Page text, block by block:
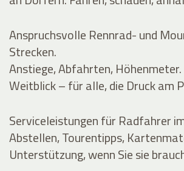
Anspruchsvolle Rennrad- und
Strecken.
Anstiege, Abfahrten,
Weitblick – für alle, die Druck am
Serviceleistungen für Radfahrer
Abstellen, Tourentipps,
Unterstützung, wenn Sie sie